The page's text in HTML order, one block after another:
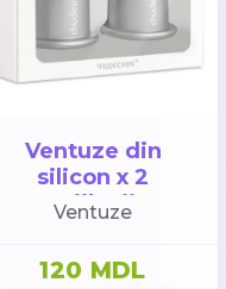
Ventuze din
silicon x 2
(mijlocii)
Ventuze
120 MDL